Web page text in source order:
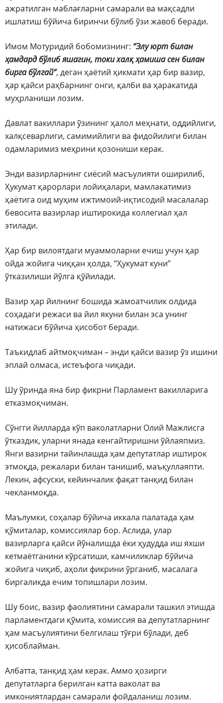
ажратилган маблағларни самарали ва мақсадли
ишлатиш бўйича биринчи бўлиб ўзи жавоб беради.
Имом Мотуридий бобомизнинг: “Элу юрт билан
ҳамдард бўлиб яшагин, токи халқ ҳамиша сен билан
бирга бўлгай”, деган ҳаётий ҳикмати ҳар бир вазир,
ҳар қайси раҳбарнинг онги, қалби ва ҳаракатида
муҳрланиши лозим.
Давлат вакиллари ўзининг ҳалол меҳнати, оддийлиги,
халқсеварлиги, самимийлиги ва фидойилиги билан
одамларимиз меҳрини қозониши керак.
Энди вазирларнинг сиёсий масъулияти оширилиб,
Ҳукумат қарорлари лойиҳалари, мамлакатимиз
ҳаётига оид муҳим ижтимоий-иқтисодий масалалар
бевосита вазирлар иштирокида коллегиал ҳал
этилади.
Ҳар бир вилоятдаги муаммоларни ечиш учун ҳар
ойда жойига чиққан ҳолда, “Ҳукумат куни”
ўтказилиши йўлга қўйилади.
Вазир ҳар йилнинг бошида жамоатчилик олдида
соҳадаги режаси ва йил якуни билан эса унинг
натижаси бўйича ҳисобот беради.
Таъкидлаб айтмоқчиман – энди қайси вазир ўз ишини
эплай олмаса, истеъфога чиқади.
Шу ўринда яна бир фикрни Парламент вакилларига
етказмоқчиман.
Сўнгги йилларда кўп ваколатларни Олий Мажлисга
ўтказдик, уларни янада кенгайтиришни ўйлаяпмиз.
Янги вазирни тайинлашда ҳам депутатлар иштирок
этмоқда, режалари билан танишиб, маъқуллаяпти.
Лекин, афсуски, кейинчалик фақат танқид билан
чекланмоқда.
Маълумки, соҳалар бўйича иккала палатада ҳам
қўмиталар, комиссиялар бор. Аслида, улар
вазирларга қайси йўналишда ёки ҳудудда иш яхши
кетмаётганини кўрсатиши, камчиликлар бўйича
жойига чиқиб, аҳоли фикрини ўрганиб, масалага
биргаликда ечим топишлари лозим.
Шу боис, вазир фаолиятини самарали ташкил этишда
парламентдаги қўмита, комиссия ва депутатларнинг
ҳам масъулиятини белгилаш тўғри бўлади, деб
ҳисоблайман.
Албатта, танқид ҳам керак. Аммо ҳозирги
депутатларга берилган катта ваколат ва
имкониятлардан самарали фойдаланиш лозим.